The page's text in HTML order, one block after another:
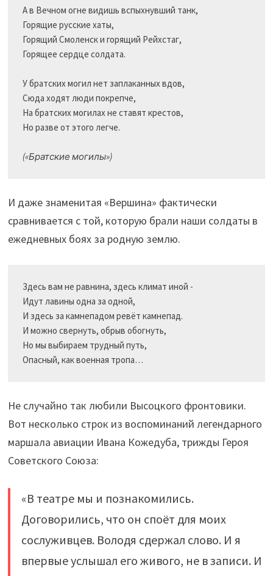
А в Вечном огне видишь вспыхнувший танк,
Горящие русские хаты,
Горящий Смоленск и горящий Рейхстаг,
Горящее сердце солдата.
У братских могил нет заплаканных вдов,
Сюда ходят люди покрепче,
На братских могилах не ставят крестов,
Но разве от этого легче.
(«Братские могилы»)
И даже знаменитая «Вершина» фактически
сравнивается с той, которую брали наши солдаты в
ежедневных боях за родную землю.
Здесь вам не равнина, здесь климат иной -
Идут лавины одна за одной,
И здесь за камнепадом ревёт камнепад.
И можно свернуть, обрыв обогнуть,
Но мы выбираем трудный путь,
Не случайно так любили Высоцкого фронтовики.
Вот несколько строк из воспоминаний легендарного
маршала авиации Ивана Кожедуба, трижды Героя
Советского Союза:
«В театре мы и познакомились.
Договорились, что он споёт для моих
сослуживцев. Володя сдержал слово. И я
впервые услышал его живого, не в записи. И